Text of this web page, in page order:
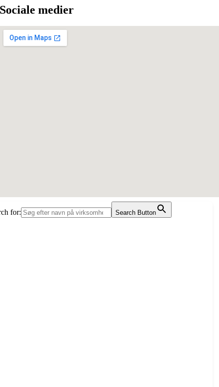
Sociale medier
for: Search Button